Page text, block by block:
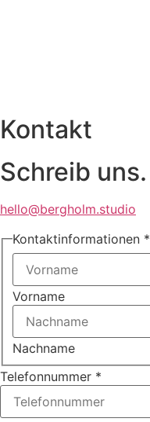
Kontakt
Schreib uns.
hello@bergholm.studio
Kontaktinformationen *
Vorname
Nachname
Telefonnummer *